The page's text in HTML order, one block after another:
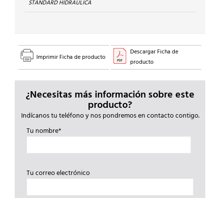
cantidad
STANDARD HIDRAULICA
Imprimir Ficha de producto
Descargar Ficha de
producto
¿Necesitas más información sobre este
producto?
Indícanos tu teléfono y nos pondremos en contacto contigo.
Tu nombre*
Tu correo electrónico